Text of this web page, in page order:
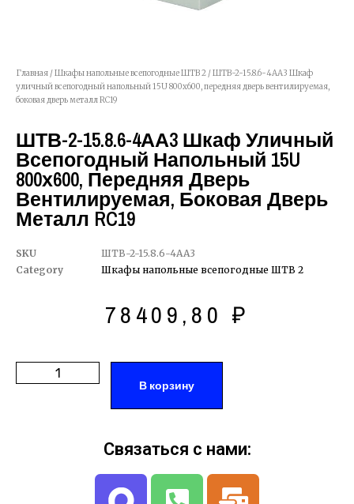
Главная /Шкафы напольные всепогодные ШТВ 2 / ШТВ-2-15.8.6-4АА3 Шкаф
уличный всепогодный напольный 15U 800х600, передняя дверь вентилируемая,
боковая дверь металл RC19
ШТВ-2-15.8.6-4АА3 Шкаф Уличный
Всепогодный Напольный 15U
800х600, Передняя Дверь
Вентилируемая, Боковая Дверь
Металл RC19
SKU
ШТВ-2-15.8.6-4АА3
Category
Шкафы напольные всепогодные ШТВ 2
78409,80 ₽
В корзину
Связаться с нами: